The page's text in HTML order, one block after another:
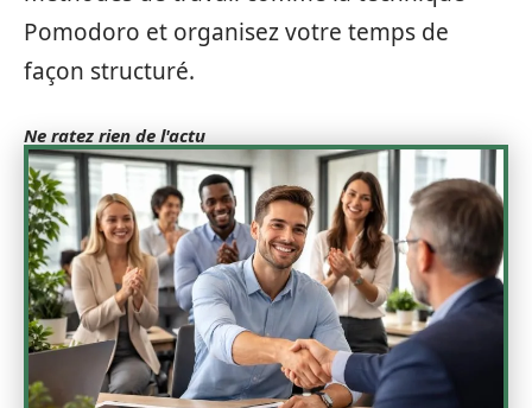
Pomodoro et organisez votre temps de
façon structuré.
Ne ratez rien de l'actu